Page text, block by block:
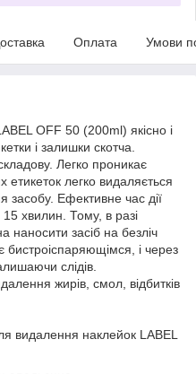
Оплата Умови
OFF 50 (200ml) якісно і
і залишки скотча.
Легко проникає
етикеток легко видаляється
засобу. Ефективне час дії
хвилин. Тому, в разі
наносити засіб на безліч
бистроіспаряющімся, і через
слідів.
жирів, смол, відбитків
видалення наклейок LABEL